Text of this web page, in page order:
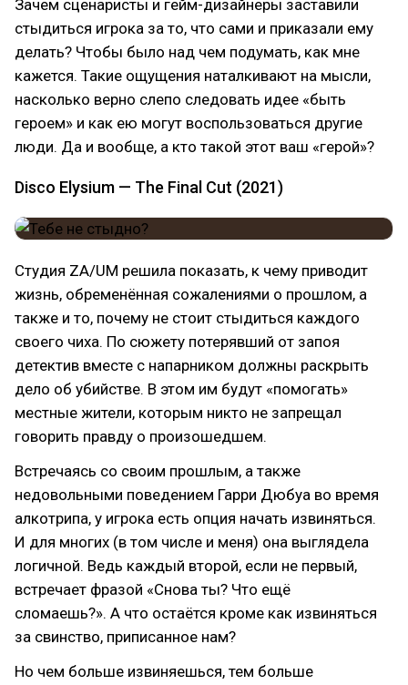
Зачем сценаристы и гейм-дизайнеры заставили
стыдиться игрока за то, что сами и приказали ему
делать? Чтобы было над чем подумать, как мне
кажется. Такие ощущения наталкивают на мысли,
насколько верно слепо следовать идее «быть
героем» и как ею могут воспользоваться другие
люди. Да и вообще, а кто такой этот ваш «герой»?
Disco Elysium — The Final Cut (2021)
Студия ZA/UM решила показать, к чему приводит
жизнь, обременённая сожалениями о прошлом, а
также и то, почему не стоит стыдиться каждого
своего чиха. По сюжету потерявший от запоя
детектив вместе с напарником должны раскрыть
дело об убийстве. В этом им будут «помогать»
местные жители, которым никто не запрещал
говорить правду о произошедшем.
Встречаясь со своим прошлым, а также
недовольными поведением Гарри Дюбуа во время
алкотрипа, у игрока есть опция начать извиняться.
И для многих (в том числе и меня) она выглядела
логичной. Ведь каждый второй, если не первый,
встречает фразой «Снова ты? Что ещё
сломаешь?». А что остаётся кроме как извиняться
за свинство, приписанное нам?
Но чем больше извиняешься, тем больше